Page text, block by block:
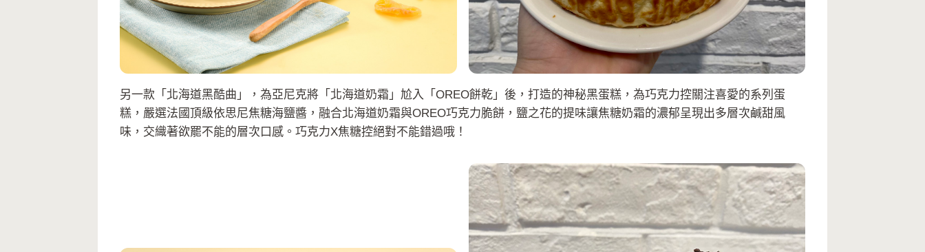
另一款「北海道黑酷曲」，為亞尼克將「北海道奶霜」尬入「OREO餅乾」後，打造的神秘黑蛋糕，為巧克力控關注喜愛的系列蛋
糕，嚴選法國頂級依思尼焦糖海鹽醬，融合北海道奶霜與OREO巧克力脆餅，鹽之花的提味讓焦糖奶霜的濃郁呈現出多層次鹹甜風
味，交織著欲罷不能的層次口感。巧克力X焦糖控絕對不能錯過哦！